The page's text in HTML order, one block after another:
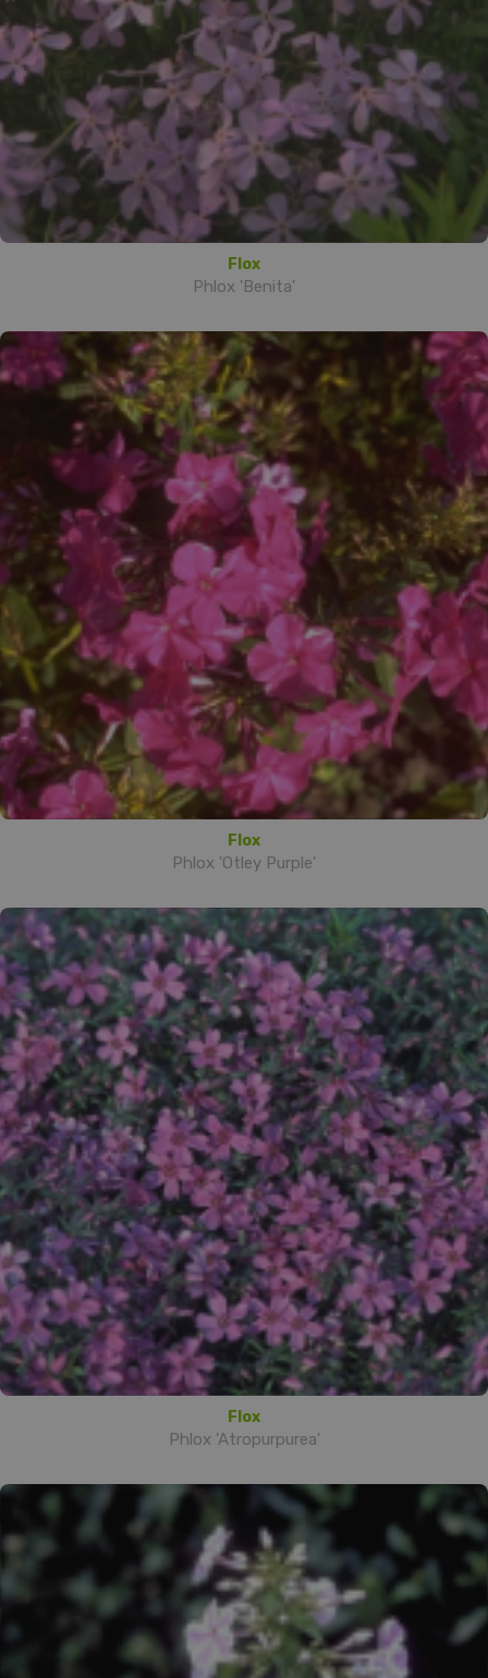
Flox
Phlox 'Benita'
Flox
Phlox 'Otley Purple'
Flox
Phlox 'Atropurpurea'